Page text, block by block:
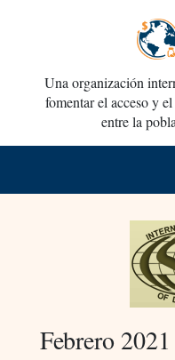
Una organización
fomentar el acceso y
entre la
Febrero 2021